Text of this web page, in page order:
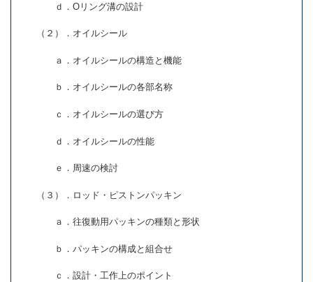
ｄ．Oリング溝の設計
（２）．オイルシール
ａ．オイルシールの構造と機能
ｂ．オイルシールの各部名称
ｃ．オイルシールの選び方
ｄ．オイルシールの性能
ｅ．周速の検討
（３）．ロッド・ピストンパッキン
ａ．往復動用パッキンの種類と形状
ｂ．パッキンの構成と組合せ
ｃ．設計・工作上のポイント